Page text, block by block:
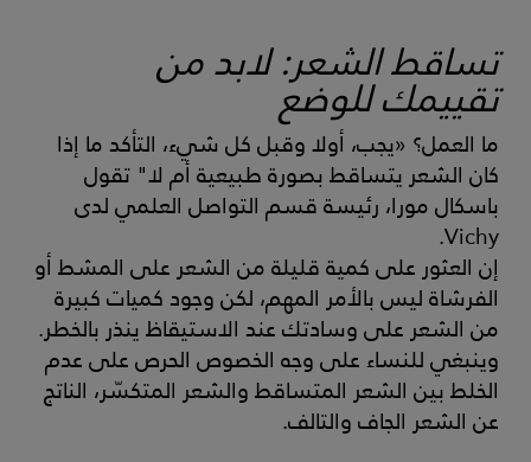
تساقط الشعر: لابد من
تقييمك للوضع
ما العمل؟ «يجب، أولا وقبل كل شيء، التأكد ما إذا
كان الشعر يتساقط بصورة طبيعية أم لا" تقول
باسكال مورا، رئيسة قسم التواصل العلمي لدى
Vichy.
إن العثور على كمية قليلة من الشعر على المشط أو
الفرشاة ليس بالأمر المهم، لكن وجود كميات كبيرة
من الشعر على وسادتك عند الاستيقاظ ينذر بالخطر.
وينبغي للنساء على وجه الخصوص الحرص على عدم
الخلط بين الشعر المتساقط والشعر المتكسّر، الناتج
عن الشعر الجاف والتالف.